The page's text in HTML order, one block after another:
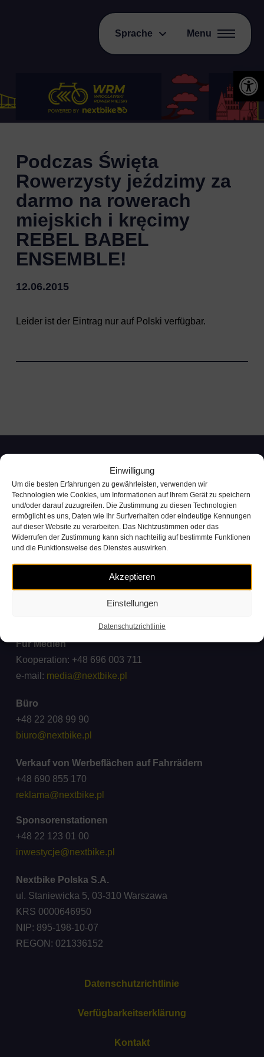
Einwilligung
Um die besten Erfahrungen zu gewährleisten, verwenden wir
Technologien wie Cookies, um Informationen auf Ihrem Gerät zu speichern
und/oder darauf zuzugreifen. Die Zustimmung zu diesen Technologien
ermöglicht es uns, Daten wie Ihr Surfverhalten oder eindeutige Kennungen
auf dieser Website zu verarbeiten. Das Nichtzustimmen oder das
Widerrufen der Zustimmung kann sich nachteilig auf bestimmte Funktionen
und die Funktionsweise des Dienstes auswirken.
Akzeptieren
Einstellungen
Datenschutzrichtlinie
Sprache Menu
Podczas Święta
Rowerzysty jeździmy za
darmo na rowerach
miejskich i kręcimy
REBEL BABEL
ENSEMBLE!
12.06.2015
Leider ist der Eintrag nur auf Polski verfügbar.
Kontakt Kundenservice
(Verbindungskosten gemäß den Tarifen der Anbieter)
Beschwerden und Anfragen
Für Medien
Kooperation: +48 696 003 711
e-mail: media@nextbike.pl
Büro
+48 22 208 99 90
biuro@nextbike.pl
Verkauf von Werbeflächen auf Fahrrädern
+48 690 855 170
reklama@nextbike.pl
Sponsorenstationen
+48 22 123 01 00
inwestycje@nextbike.pl
Nextbike Polska S.A.
ul. Staniewicka 5, 03-310 Warszawa
KRS 0000646950
NIP: 895-198-10-07
REGON: 021336152
Datenschutzrichtlinie
Verfügbarkeitserklärung
Kontakt